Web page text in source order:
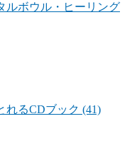
ルボウル・ヒーリング
れるCDブック (41)